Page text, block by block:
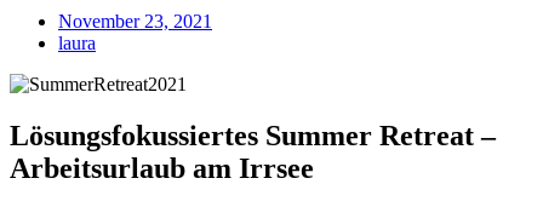
November 23, 2021
laura
Lösungsfokussiertes Summer Retreat –
Arbeitsurlaub am Irrsee